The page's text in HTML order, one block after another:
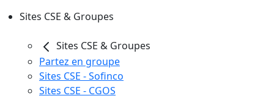
Sites CSE & Groupes
Sites CSE & Groupes
Partez en groupe
Sites CSE - Sofinco
Sites CSE - CGOS